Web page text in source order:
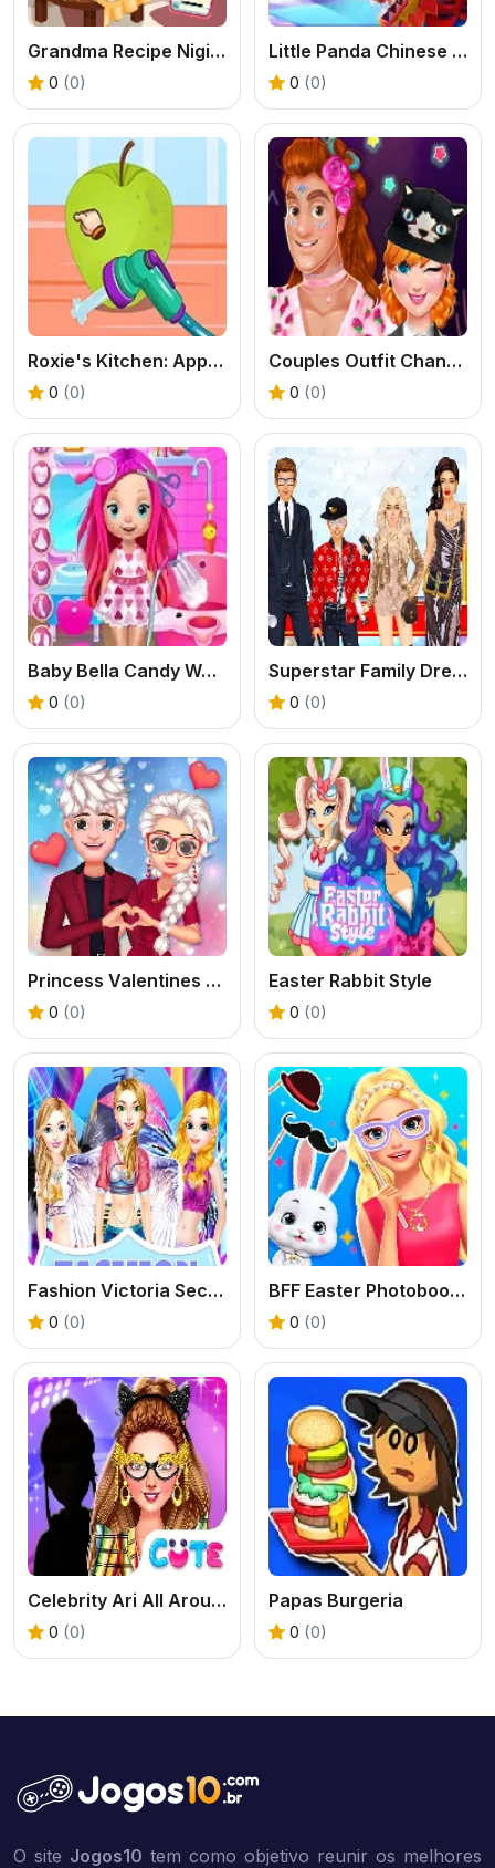
Grandma Recipe Nigiri Sushi
0 (0)
Little Panda Chinese Festival Crafts
0 (0)
Roxie's Kitchen: Apple Pie
0 (0)
Couples Outfit Change Challenge
0 (0)
Baby Bella Candy World
0 (0)
Superstar Family Dress Up
0 (0)
Princess Valentines Crush
0 (0)
Easter Rabbit Style
0 (0)
Fashion Victoria Secret Show
0 (0)
BFF Easter Photobooth Party
0 (0)
Celebrity Ari All Around The Fashion
0 (0)
Papas Burgeria
0 (0)
O site Jogos10 tem como objetivo reunir os melhores